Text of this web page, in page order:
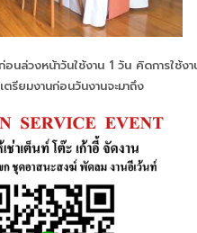
อนล่วงหน้าวันใช้งาน 1 วัน คิดการใช้ง
ตรียมงานก่อนวันงานจะมาถึง